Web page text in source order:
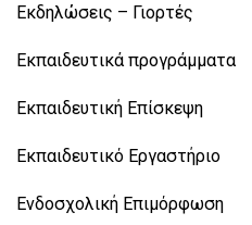
Εκδηλώσεις – Γιορτές
Εκπαιδευτικά προγράμματα
Εκπαιδευτική Επίσκεψη
Εκπαιδευτικό Εργαστήριο
Ενδοσχολική Επιμόρφωση